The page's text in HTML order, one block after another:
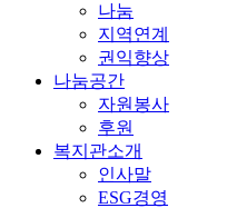
나눔
지역연계
권익향상
나눔공간
자원봉사
후원
복지관소개
인사말
ESG경영